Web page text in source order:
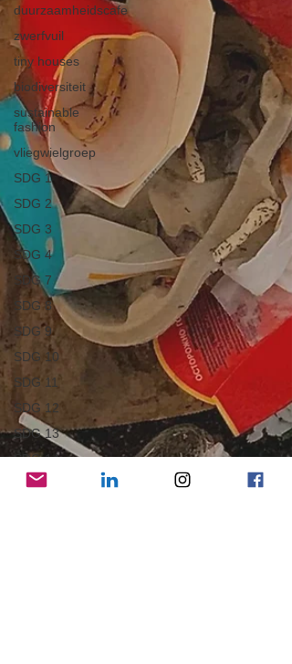
duurzaamheidscafe
zwerfvuil
tiny houses
biodiversiteit
sustainable
fashion
vliegwielgroep
SDG 1
SDG 2
SDG 3
SDG 4
SDG 7
SDG 8
SDG 9
SDG 10
SDG 11
SDG 12
SDG 13
SDG 14
SDG 15